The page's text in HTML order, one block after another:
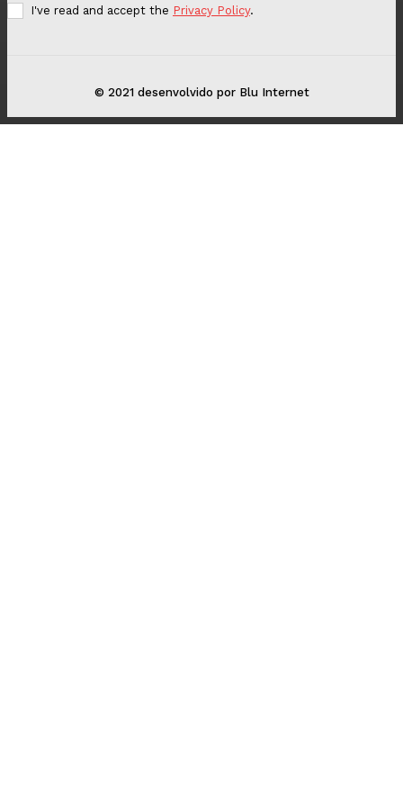
I've read and accept the Privacy Policy.
© 2021 desenvolvido por Blu Internet